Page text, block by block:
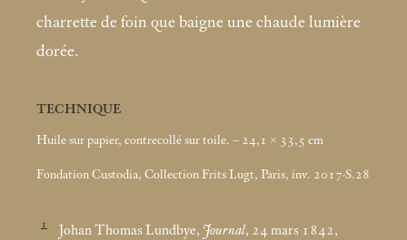
charrette de foin que baigne une chaude lumière
dorée.
TECHNIQUE
Huile sur papier, contrecollé sur toile. – 24,1 × 33,5 cm
Fondation Custodia, Collection Frits Lugt, Paris, inv. 2017-S.28
1 Johan Thomas Lundbye, Journal, 24 mars 1842,